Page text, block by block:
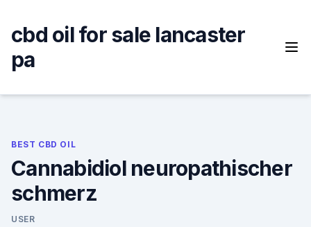
content
cbd oil for sale lancaster
pa
BEST CBD OIL
Cannabidiol neuropathischer
schmerz
USER